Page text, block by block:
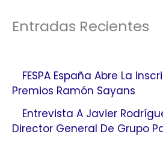
Entradas Recientes
FESPA España Abre La
Premios Ramón Sayans
Entrevista A Javier
Director General De Grupo